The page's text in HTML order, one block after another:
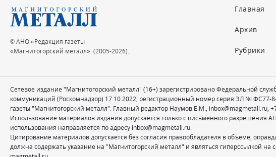
© АНО «Редакция газеты
«Магнитогорский металл». (2005-2026).
Главная
Архив
Рубрики
Сетевое издание "Магнитогорский металл" (16+) зарегистрировано Федеральной
коммуникаций (Роскомнадзор) 17.10.2022, регистрационный номер серия ЭЛ № ФС77-
газеты "Магнитогорский металл". Главный редактор Наумов Е.М., inbox@magmetall.ru,
Использование материалов издания допускается только с письменного разрешения
использования направляется по адресу inbox@magmetall.ru.
Цитирование материалов допускается без согласия правообладателя в объеме,
должна содержать указание на "Магнитогорский металл" и являться гиперссылкой